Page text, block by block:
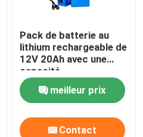
Pack de batterie au
lithium rechargeable de
12V 20Ah avec une
capacité
personnalisable et plus
de 500 cycles de
recharge pour les
systèmes d'énergie
solaire
meilleur prix
Contact